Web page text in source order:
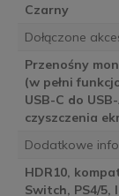
Czarny
Dołączone
Przenośny
(w pełni
USB-C do
czyszczenia
Dodatkowe
HDR10,
Switch, PS4/5,